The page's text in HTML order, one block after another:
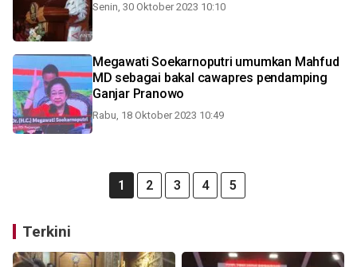
Senin, 30 Oktober 2023 10:10
Megawati Soekarnoputri umumkan Mahfud
MD sebagai bakal cawapres pendamping
Ganjar Pranowo
Rabu, 18 Oktober 2023 10:49
1 2 3 4 5
Terkini